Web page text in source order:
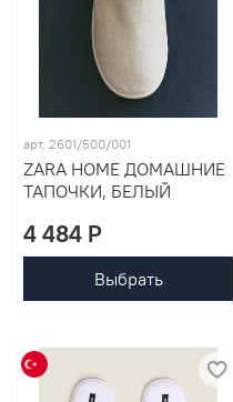
арт. 2601/500/001
ZARA HOME ДОМАШНИЕ
ТАПОЧКИ, БЕЛЫЙ
4 484 P
Выбрать